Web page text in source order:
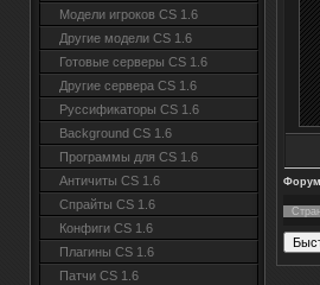
Модели игроков CS 1.6
Другие модели CS 1.6
Готовые серверы CS 1.6
Другие сервера CS 1.6
Руссификаторы CS 1.6
Background CS 1.6
Программы для CS 1.6
Античиты CS 1.6
Спрайты CS 1.6
Конфиги CS 1.6
Плагины CS 1.6
Патчи CS 1.6
Форум